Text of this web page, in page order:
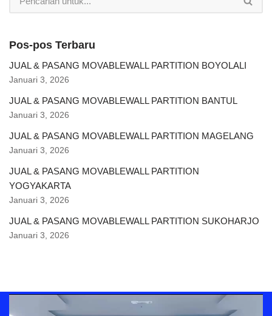
Pos-pos Terbaru
JUAL & PASANG MOVABLEWALL PARTITION BOYOLALI
Januari 3, 2026
JUAL & PASANG MOVABLEWALL PARTITION BANTUL
Januari 3, 2026
JUAL & PASANG MOVABLEWALL PARTITION MAGELANG
Januari 3, 2026
JUAL & PASANG MOVABLEWALL PARTITION
YOGYAKARTA
Januari 3, 2026
JUAL & PASANG MOVABLEWALL PARTITION SUKOHARJO
Januari 3, 2026